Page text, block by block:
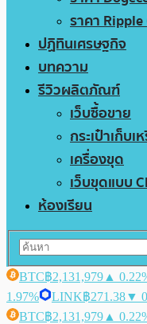
ราคา Ripple
ปฏิทินเศรษฐกิจ
บทความ
รีวิวผลิตภัณฑ์
เว็บซื้อขาย
กระเป๋าเก็บ
เครื่องขุด
เว็บขุดแบบ
ห้องเรียน
BTC฿2,131,979 ▲
1.97%
LINK฿271.38▼
BTC฿2,131,979 ▲